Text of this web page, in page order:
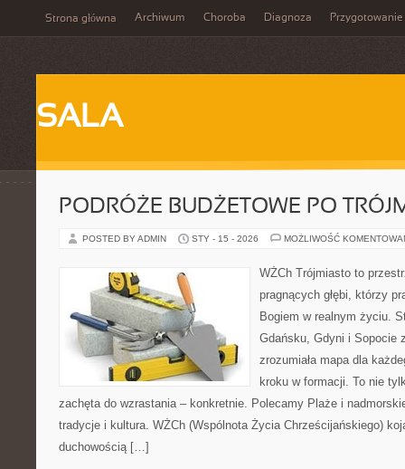
Strona główna Archiwum Choroba Diagnoza Przygotowanie
SALA
PODRÓŻE BUDŻETOWE PO
POSTED BY ADMIN STY - 15 - 2026 MOŻLIWOŚĆ
WŻCh Trójmiasto to
pragnących głębi, którzy
Bogiem w realnym życiu.
Gdańsku, Gdyni i Sopocie
zrozumiała mapa dla
kroku w formacji. To nie
zachęta do wzrastania – konkretnie. Polecamy Plaże i
tradycje i kultura. WŻCh (Wspólnota Życia Chrześcijańskiego)
duchowością […]